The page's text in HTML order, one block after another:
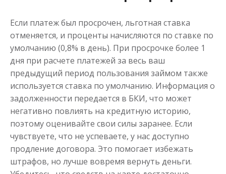
Если платеж был просрочен, льготная ставка
отменяется, и проценты начисляются по ставке по
умолчанию (0,8% в день). При просрочке более 1
дня при расчете платежей за весь ваш
предыдущий период пользования займом также
используется ставка по умолчанию. Информация о
задолженности передается в БКИ, что может
негативно повлиять на кредитную историю,
поэтому оценивайте свои силы заранее. Если
чувствуете, что не успеваете, у нас доступно
продление договора. Это помогает избежать
штрафов, но лучше вовремя вернуть деньги.